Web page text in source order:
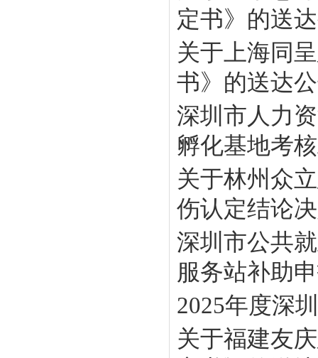
定书》的送
关于上海同
书》的送达
深圳市人力
孵化基地考
关于林州众
伤认定结论
深圳市公共
服务站补助
2025年度深
关于福建友